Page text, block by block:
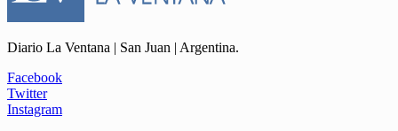
Diario La Ventana | San Juan | Argentina.
Facebook
Twitter
Instagram